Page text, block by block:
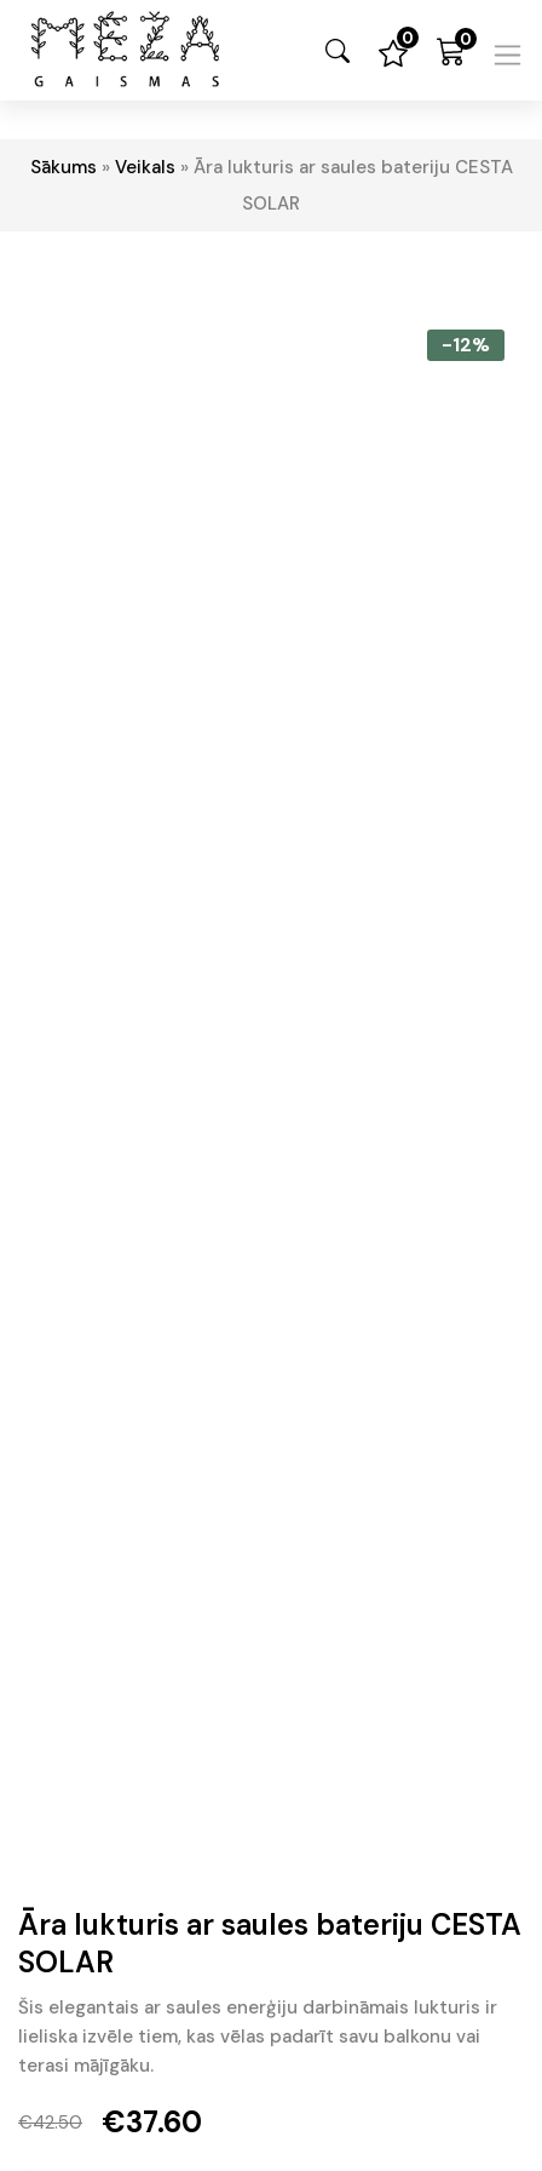
0 0
Sākums » Veikals » Āra lukturis ar saules bateriju CESTA
SOLAR
-12%
Āra lukturis ar saules bateriju CESTA
SOLAR
Šis elegantais ar saules enerģiju darbināmais lukturis ir
lieliska izvēle tiem, kas vēlas padarīt savu balkonu vai
terasi mājīgāku.
€42.50
Original
€37.60
Current